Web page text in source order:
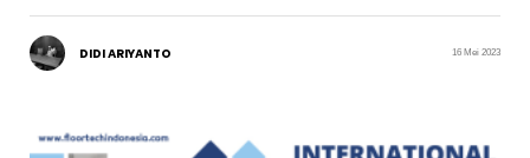
DIDI ARIYANTO 16 Mei 2023